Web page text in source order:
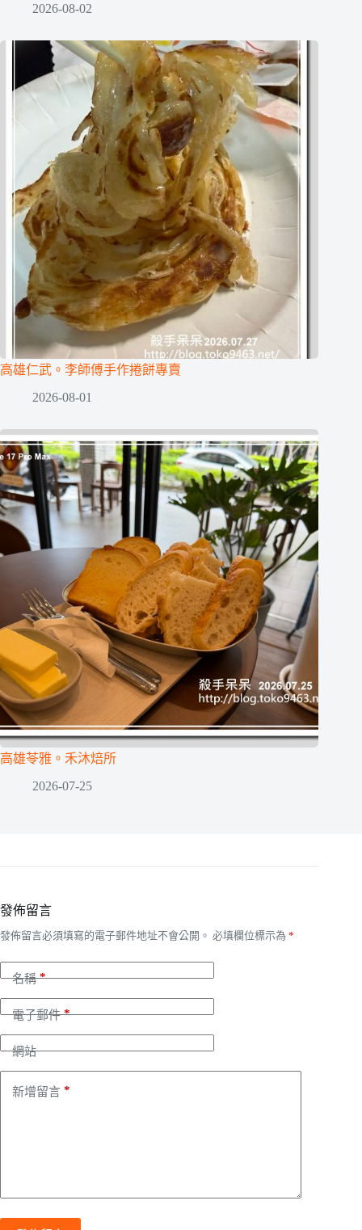
2026-08-02
高雄仁武。李師傅手作捲餅專賣
2026-08-01
高雄苓雅。禾沐焙所
2026-07-25
發佈留言
發佈留言必須填寫的電子郵件地址不會公開。 必填欄位標示為 *
名稱*
電子郵件*
網站
新增留言 *